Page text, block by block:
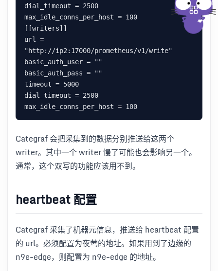
dial_timeout = 2500
max_idle_conns_per_host = 100
[[writers]]
url =
"http://ip2:17000/prometheus/v1/write"
basic_auth_user = ""
basic_auth_pass = ""
timeout = 5000
dial_timeout = 2500
Categraf 会把采集到的数据分别推送给这两个
writer。其中一个 writer 慢了可能也会影响另一个。
通常，这个双写的功能应该用不到。
heartbeat 配置
Categraf 采集了机器元信息，推送给 heartbeat 配置
的 url。必须配置为夜莺的地址。如果用到了边缘的
n9e-edge，则配置为 n9e-edge 的地址。